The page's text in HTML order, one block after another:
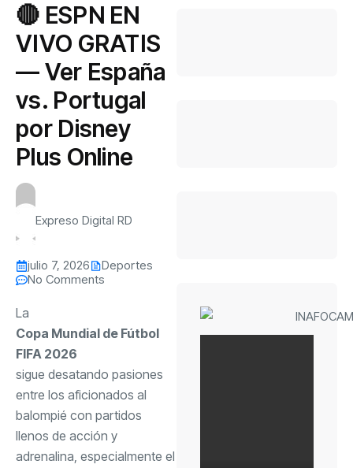
🔴​ ESPN EN
VIVO GRATIS
— Ver España
vs. Portugal
por Disney
Plus Online
Expreso Digital RD
julio 7, 2026
Deportes
No Comments
La
Copa Mundial de Fútbol
FIFA 2026
sigue desatando pasiones
entre los aficionados al
balompié con partidos
llenos de acción y
adrenalina, especialmente el